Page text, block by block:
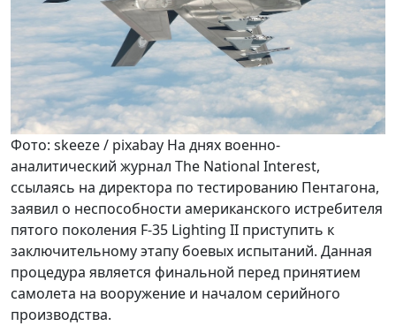
Фото: skeeze / pixabay На днях военно-
аналитический журнал The National Interest,
ссылаясь на директора по тестированию Пентагона,
заявил о неспособности американского истребителя
пятого поколения F-35 Lighting II приступить к
заключительному этапу боевых испытаний. Данная
процедура является финальной перед принятием
самолета на вооружение и началом серийного
производства.